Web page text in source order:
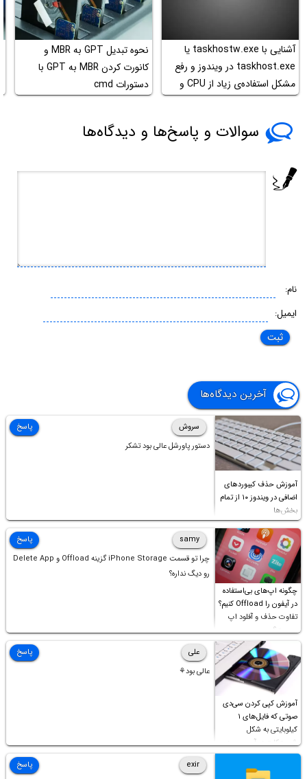
آشنایی با taskhostw.exe یا
taskhost.exe در ویندوز و رفع
مشکل استفاده‌ی زیاد از CPU و
RAM
نحوه تبدیل GPT‌ به MBR و
کانورت کردن MBR به GPT با
دستورات cmd
سوالات و پاسخ‌ها و دیدگاه‌ها
نام:
ایمیل:
آخرین دیدگاه‌ها
آموزش حذف کیبوردهای
اضافی در ویندوز ۱۰ از تمام
بخش‌ها
سروش
دستور پاورشل عالی بود تشکر
پاسخ
چگونه اپ‌های بی‌استفاده
در آیفون را Offload کنیم؟
تفاوت حذف و آفلود اپ
چیست؟
samy
چرا تو قسمت iPhone Storage گزینه Offload و Delete App
رو دیگ نداره؟
پاسخ
آموزش کپی کردن سی‌دی
صوتی که فایل‌های ۱
کیلوبایتی به شکل
شورت‌کات در آن موجود
است!
علی
عالی بود⚘
پاسخ
exir
پاسخ